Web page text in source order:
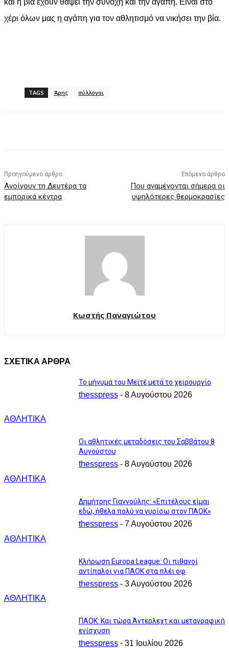
και η βία έχουν θάψει την συνοχή και την αγάπη. Είναι στο
χέρι όλων μας η αγάπη για τον αθλητισμό να νικήσει την βία.
TAGS Άρης σύλλογοι
Προηγούμενο άρθρο
Ανοίγουν τη Δευτέρα τα
εμπορικά κέντρα
Επόμενο άρθρο
Που αναμένονται σήμερα οι
υψηλότερες θερμοκρασίες
Κωστής Παναγιώτου
ΣΧΕΤΙΚΑ ΑΡΘΡΑ
ΑΘΛΗΤΙΚΑ
Το μήνυμα του Μεϊτέ μετά το χειρουργίο
thesspress - 8 Αυγούστου 2026
ΑΘΛΗΤΙΚΑ
Οι αθλητικές μεταδόσεις του Σαββάτου 8
Αυγούστου
thesspress - 8 Αυγούστου 2026
ΑΘΛΗΤΙΚΑ
Δημήτρης Γιαννούλης: «Επιτέλους είμαι
εδώ, ήθελα πολύ να γυρίσω στον ΠΑΟΚ»
thesspress - 7 Αυγούστου 2026
ΑΘΛΗΤΙΚΑ
Κλήρωση Europa League: Οι πιθανοί
αντίπαλοι για ΠΑΟΚ στα πλέι οφ
thesspress - 3 Αυγούστου 2026
ΠΑΟΚ: Και τώρα Άντερλεχτ και μεταγραφική
ενίσχυση
thesspress - 31 Ιουλίου 2026